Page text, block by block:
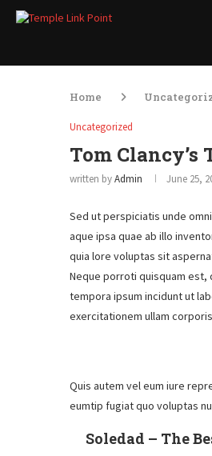
Home
Uncategorized
Tom
written byAdmin June 25,
Sed ut perspiciatis unde
aque ipsa quae ab illo
quia lore voluptas sit
Neque porroti quisquam est,
tempora ipsum incidunt ut
exercitationem ullam
Quis autem vel eum iure
eumtip fugiat quo voluptas
Soledad – The